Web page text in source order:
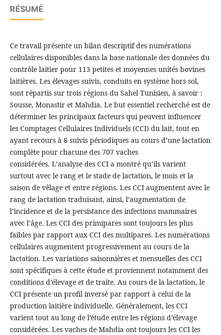
RÉSUMÉ
Ce travail présente un bilan descriptif des numérations
cellulaires disponibles dans la base nationale des données du
contrôle laitier pour 113 petites et moyennes unités bovines
laitières. Les élevages suivis, conduits en système hors sol,
sont répartis sur trois régions du Sahel Tunisien, à savoir :
Sousse, Monastir et Mahdia. Le but essentiel recherché est de
déterminer les principaux facteurs qui peuvent influencer
les Comptages Cellulaires Individuels (CCI) du lait, tout en
ayant recours à 8 suivis périodiques au cours d’une lactation
complète pour chacune des 707 vaches
considérées. L’analyse des CCI a montré qu’ils varient
surtout avec le rang et le stade de lactation, le mois et la
saison de vêlage et entre régions. Les CCI augmentent avec le
rang de lactation traduisant, ainsi, l’augmentation de
l’incidence et de la persistance des infections mammaires
avec l’âge. Les CCI des primipares sont toujours les plus
faibles par rapport aux CCI des multipares. Les numérations
cellulaires augmentent progressivement au cours de la
lactation. Les variations saisonnières et mensuelles des CCI
sont spécifiques à cette étude et proviennent notamment des
conditions d’élevage et de traite. Au cours de la lactation, le
CCI présente un profil inversé par rapport à celui de la
production laitière individuelle. Généralement, les CCI
varient tout au long de l’étude entre les régions d’élevage
considérées. Les vaches de Mahdia ont toujours les CCI les